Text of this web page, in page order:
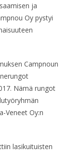
ja
Oy pystyi
Campnoun
Nämä rungot
Veneet Oy:n
lasikuituisten